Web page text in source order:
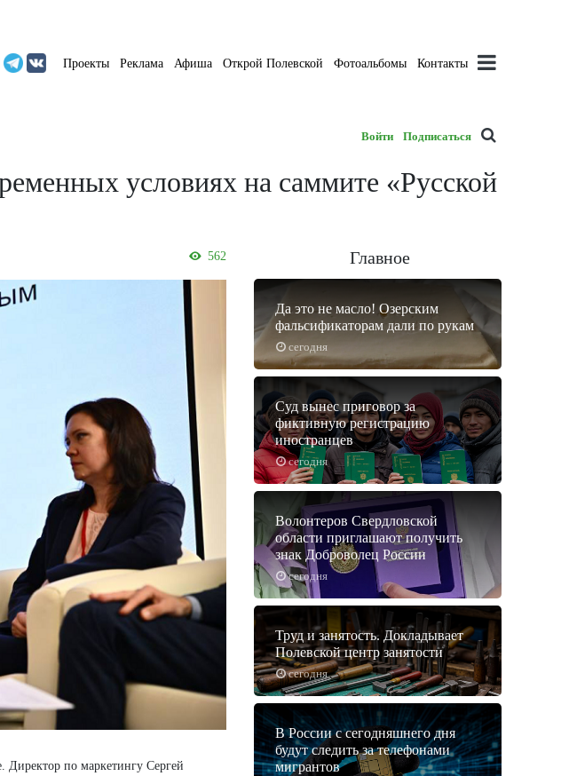
Проекты Реклама Афиша Открой Полевской Фотоальбомы Контакты
Войти Подписаться
условиях на саммите «Русской
562
Директор по маркетингу Сергей
Главное
сегодня
Да это не масло! Озерским
фальсификаторам дали по рукам
сегодня
Суд вынес приговор за
фиктивную регистрацию
иностранцев
сегодня
Волонтеров Свердловской
области приглашают получить
знак Доброволец России
сегодня
Труд и занятость. Докладывает
Полевской центр занятости
В России с сегодняшнего дня
будут следить за телефонами
мигрантов